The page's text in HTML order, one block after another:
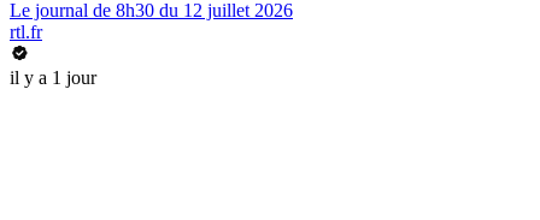
Le journal de 8h30 du 12 juillet 2026
rtl.fr
il y a 1 jour